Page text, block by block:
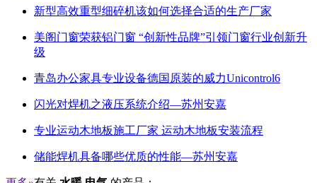
新型高效重型细碎机该如何选择合适的生产厂家
美阁门窗荣获铝门窗 “创新性品牌”引领门窗行业创新升
级
青岛办公家具专业设备德国原装的威力Unicontrol6
闪光对焊机之液压系统介绍—苏州安嘉
专业运动木地板施工厂家 运动木地板安装流程
储能焊机具备哪些优质的性能—苏州安嘉